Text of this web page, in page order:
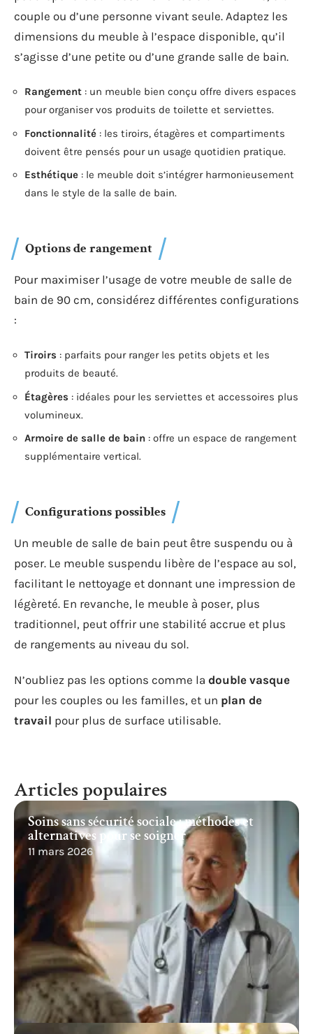
couple ou d’une personne vivant seule. Adaptez les
dimensions du meuble à l’espace disponible, qu’il
s’agisse d’une petite ou d’une grande salle de bain.
Rangement : un meuble bien conçu offre divers espaces
pour organiser vos produits de toilette et serviettes.
Fonctionnalité : les tiroirs, étagères et compartiments
doivent être pensés pour un usage quotidien pratique.
Esthétique : le meuble doit s’intégrer harmonieusement
dans le style de la salle de bain.
Options de rangement
Pour maximiser l’usage de votre meuble de salle de
bain de 90 cm, considérez différentes configurations
:
Tiroirs : parfaits pour ranger les petits objets et les
produits de beauté.
Étagères : idéales pour les serviettes et accessoires plus
volumineux.
Armoire de salle de bain : offre un espace de rangement
supplémentaire vertical.
Configurations possibles
Un meuble de salle de bain peut être suspendu ou à
poser. Le meuble suspendu libère de l’espace au sol,
facilitant le nettoyage et donnant une impression de
légèreté. En revanche, le meuble à poser, plus
traditionnel, peut offrir une stabilité accrue et plus
de rangements au niveau du sol.
N’oubliez pas les options comme la double vasque
pour les couples ou les familles, et un plan de
travail pour plus de surface utilisable.
Articles populaires
Soins sans sécurité sociale : méthodes et
alternatives pour se soigner
11 mars 2026